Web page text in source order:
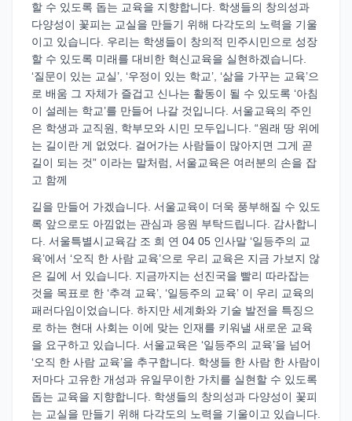
할 수 있도록 돕는 교육을 지향합니다. 학생들의 창의성과
다양성이 꽃피는 교실을 만들기 위해 다각도의 노력을 기울
이고 있습니다. 우리는 학생들이 창의적 민주시민으로 성장
할 수 있도록 미래를 대비한 혁신교육을 실현하겠습니다.
‘질문이 있는 교실’, ‘우정이 있는 학교’, ‘삶을 가꾸는 교육’으
로 배움 그 자체가 즐겁고 신나는 활동이 될 수 있도록 ‘아침
이 설레는 학교’를 만들어 나갈 것입니다. 서울교육의 주인
은 학생과 교직원, 학부모와 시민 모두입니다. “원래 땅 위에
는 길이란 게 없었다. 걸어가는 사람들이 많아지면 그게 곧
길이 되는 것” 이라는 말처럼, 서울교육은 여러분의 손을 잡
고 함께
길을 만들어 가겠습니다. 서울교육이 더욱 풍부해질 수 있도
록 앞으로도 아낌없는 관심과 응원 부탁드립니다. 감사합니
다. 서울특별시교육감 조 희 연 04 05 인사말 ‘일등주의 교
육’에서 ‘오직 한 사람 교육’으로 우리 교육은 지금 가보지 않
은 길에 서 있습니다. 지금까지는 선진국을 빨리 따라잡는
것을 목표로 한 ‘추격 교육’, ‘일등주의 교육’ 이 우리 교육의
패러다임이었습니다. 하지만 세계화와 기술 발전을 특징으
로 하는 현대 사회는 이에 맞는 인재를 키워낼 새로운 교육
을 요구하고 있습니다. 서울교육은 ‘일등주의 교육’을 넘어
‘오직 한 사람 교육’을 추구합니다. 학생들 한 사람 한 사람이
저마다 고유한 개성과 유일무이한 가치를 실현할 수 있도록
돕는 교육을 지향합니다. 학생들의 창의성과 다양성이 꽃피
는 교실을 만들기 위해 다각도의 노력을 기울이고 있습니다.